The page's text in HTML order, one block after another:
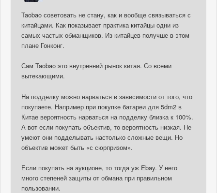
Taobao советовать не стану, как и вообще связываться с
китайцами. Как показывает практика китайцы одни из
самых частых обманщиков. Из китайцев получше в этом
плане Гонконг.
Сам Taobao это внутренний рынок китая. Со всеми
вытекающими.
На подделку можно нарваться в зависимости от того, что
покупаете. Например при покупке батареи для 5dm2 в
Китае вероятность нарваться на подделку близка к 100%.
А вот если покупать объектив, то вероятность низкая. Не
умеют они подделывать настолько сложные вещи. Но
объектив может быть «с сюрпризом».
Если покупать на аукционе, то тогда уж Ebay. У него
много степеней защиты от обмана при правильном
пользовании.